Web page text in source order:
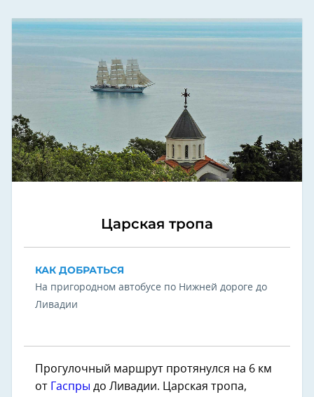
Царская тропа
КАК ДОБРАТЬСЯ
На пригородном автобусе по Нижней дороге до
Ливадии
Прогулочный маршрут протянулся на 6 км
от
Гаспры до Ливадии. Царская тропа,